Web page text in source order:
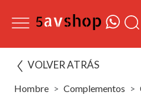
VOLVER ATRÁS
Hombre Complementos